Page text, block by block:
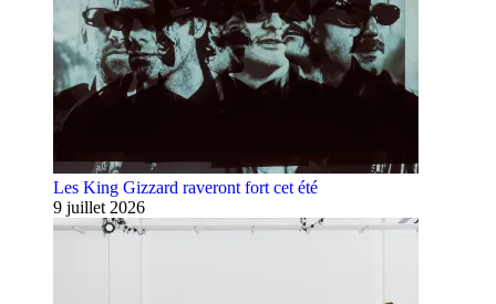
Les King Gizzard raveront fort cet été
9 juillet 2026